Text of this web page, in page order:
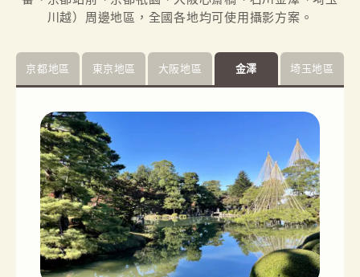
川越）周邊地區，全國各地均可使用攝影方案。
京都地區 東京地區 大阪地區 金澤 埼玉地區